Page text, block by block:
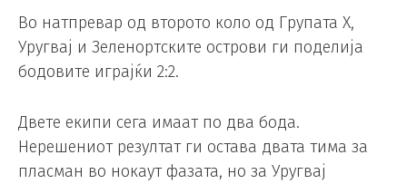
Во натпревар од второто коло од Групата Х,
Уругвај и Зеленортските острови ги поделија
бодовите играјќи 2:2.
Двете екипи сега имаат по два бода.
Нерешениот резултат ги остава двата тима за
пласман во нокаут фазата, но за Уругвај